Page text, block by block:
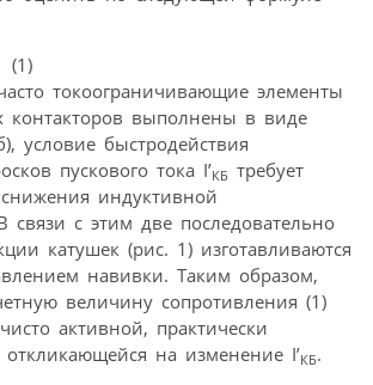
токоограничивающие элементы
контакторов выполнены в виде
условие быстродействия
пускового тока I’КБ требует
индуктивной
связи с этим две последовательно
катушек (рис. 1) изготавливаются
навивки. Таким образом,
величину сопротивления (1)
активной, практически
на изменение I’КБ.